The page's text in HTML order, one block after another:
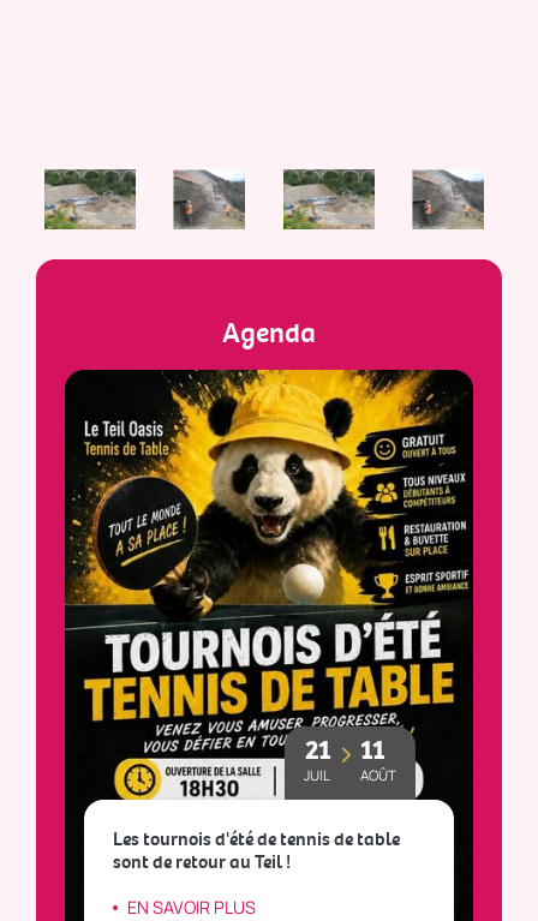
Agenda
21
JUIL
11
AOÛT
Les tournois d'été de tennis de table
sont de retour au Teil !
EN SAVOIR PLUS